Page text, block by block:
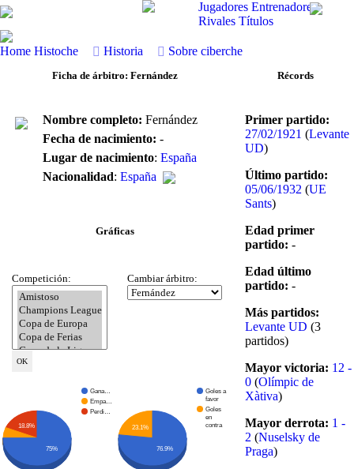
Jugadores Entrenadores
Rivales Títulos
Home Histoche Historia Sobre ciberche
Ficha de árbitro: Fernández
Nombre completo: Fernández
Fecha de nacimiento: -
Lugar de nacimiento: España
Nacionalidad: España
Gráficas
Competición: Cambiar árbitro:
Gana…
Empa…
Perdi…
18.8%
75%
Goles a
favor
Goles
en
contra
23.1%
76.9%
Récords
Primer partido:
27/02/1921 (Levante
UD)
Último partido:
05/06/1932 (UE
Sants)
Edad primer
partido: -
Edad último
partido: -
Más partidos:
Levante UD (3
partidos)
Mayor victoria: 12 -
0 (Olímpic de
Xàtiva)
Mayor derrota: 1 -
2 (Nuselsky de
Praga)